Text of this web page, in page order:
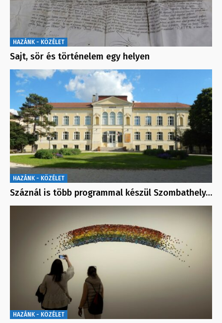
HAZÁNK - KÖZÉLET
Sajt, sör és történelem egy helyen
HAZÁNK - KÖZÉLET
Száznál is több programmal készül Szombathely…
HAZÁNK - KÖZÉLET